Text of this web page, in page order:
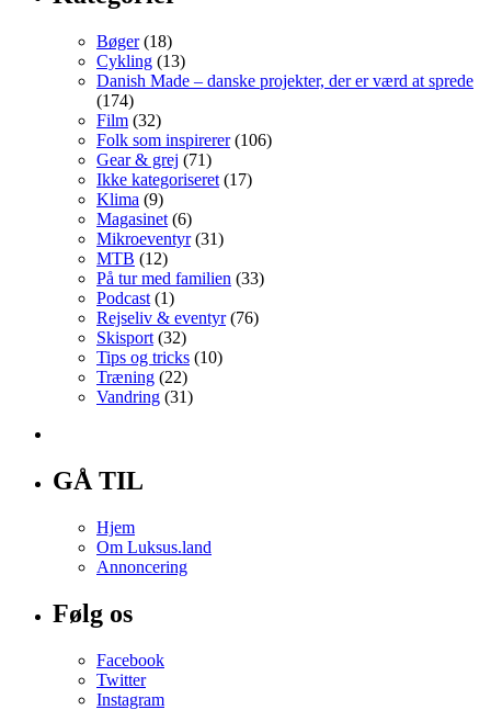
Bøger(18)
Cykling (13)
Danish Made – danske projekter, der er værd at sprede
(174)
Film (32)
Folk som inspirerer(106)
Gear & grej (71)
Ikke kategoriseret (17)
Klima (9)
Magasinet (6)
Mikroeventyr(31)
MTB (12)
På tur med familien (33)
Podcast (1)
Rejseliv & eventyr(76)
Skisport (32)
Tips og tricks (10)
Træning (22)
Vandring (31)
GÅ TIL
Hjem
Om Luksus.land
Annoncering
Følg os
Facebook
Twitter
Instagram